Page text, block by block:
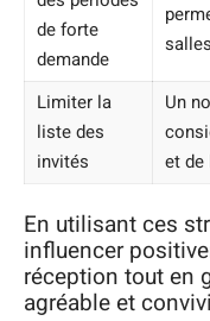
de forte
demande
Limiter la
liste des
invités
Un
et de
En utilisant ces
influencer
réception tout en
agréable et